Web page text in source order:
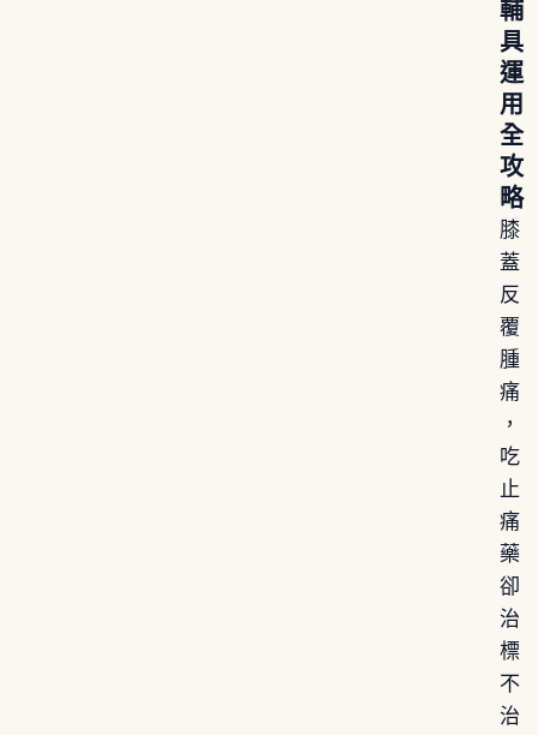
輔
具
運
用
全
攻
略
膝
蓋
反
覆
腫
痛
，
吃
止
痛
藥
卻
治
標
不
治